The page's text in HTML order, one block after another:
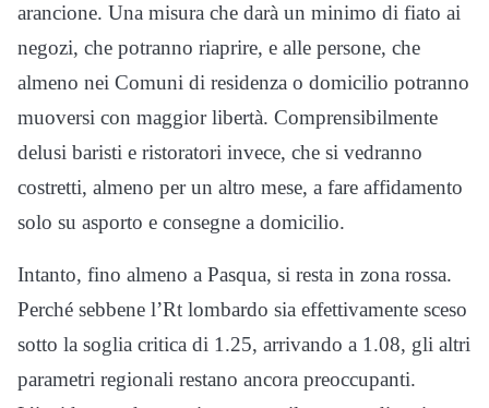
arancione. Una misura che darà un minimo di fiato ai
negozi, che potranno riaprire, e alle persone, che
almeno nei Comuni di residenza o domicilio potranno
muoversi con maggior libertà. Comprensibilmente
delusi baristi e ristoratori invece, che si vedranno
costretti, almeno per un altro mese, a fare affidamento
solo su asporto e consegne a domicilio.
Intanto, fino almeno a Pasqua, si resta in zona rossa.
Perché sebbene l’Rt lombardo sia effettivamente sceso
sotto la soglia critica di 1.25, arrivando a 1.08, gli altri
parametri regionali restano ancora preoccupanti.